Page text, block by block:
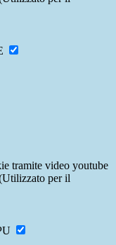
tramite video youtube
per il